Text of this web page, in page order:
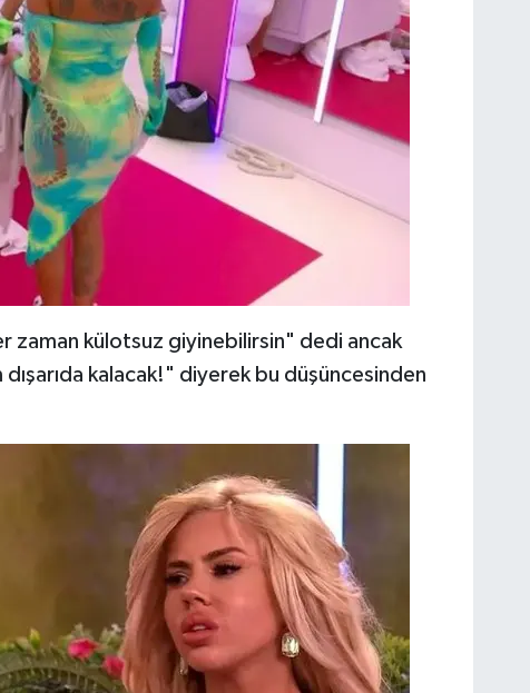
zaman külotsuz giyinebilirsin" dedi ancak
dışarıda kalacak!" diyerek bu düşüncesinden